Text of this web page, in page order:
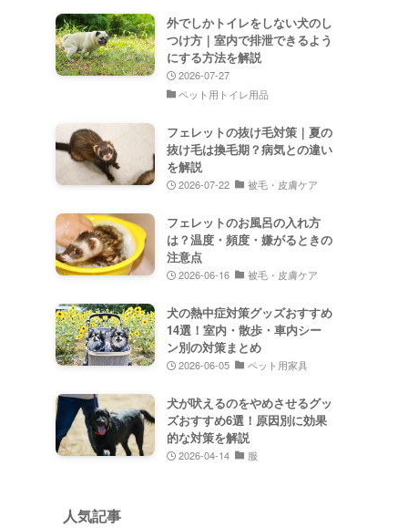
外でしかトイレをしない犬のし
つけ方｜室内で排泄できるよう
にする方法を解説
2026-07-27
ペット用トイレ用品
フェレットの抜け毛対策｜夏の
抜け毛は換毛期？病気との違い
を解説
2026-07-22 被毛・皮膚ケア
フェレットのお風呂の入れ方
は？温度・頻度・嫌がるときの
注意点
2026-06-16 被毛・皮膚ケア
犬の熱中症対策グッズおすすめ
14選！室内・散歩・車内シー
ン別の対策まとめ
2026-06-05 ペット用家具
犬が吠えるのをやめさせるグッ
ズおすすめ6選！原因別に効果
的な対策を解説
2026-04-14 服
人気記事